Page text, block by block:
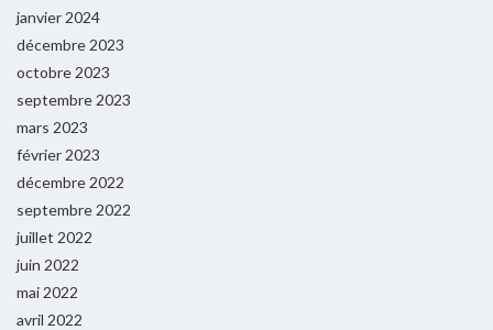
janvier 2024
décembre 2023
octobre 2023
septembre 2023
mars 2023
février 2023
décembre 2022
septembre 2022
juillet 2022
juin 2022
mai 2022
avril 2022